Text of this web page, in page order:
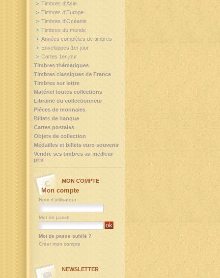
Timbres d'Asie
Timbres d'Europe
Timbres d'Océanie
Timbres du monde
Années complètes de timbres
Enveloppes 1er jour
Cartes 1er jour
Timbres thématiques
Timbres classiques de France
Timbres sur lettre
Matériel toutes collections
Librairie du collectionneur
Pièces de monnaies
Billets de banque
Cartes postales
Objets de collection
Médailles et billets euro souvenir
Vendre ses timbres au meilleur
prix
MON COMPTE
Mon compte
Nom d'utilisateur
Mot de passe
Mot de passe oublié ?
Créer mon compte
NEWSLETTER